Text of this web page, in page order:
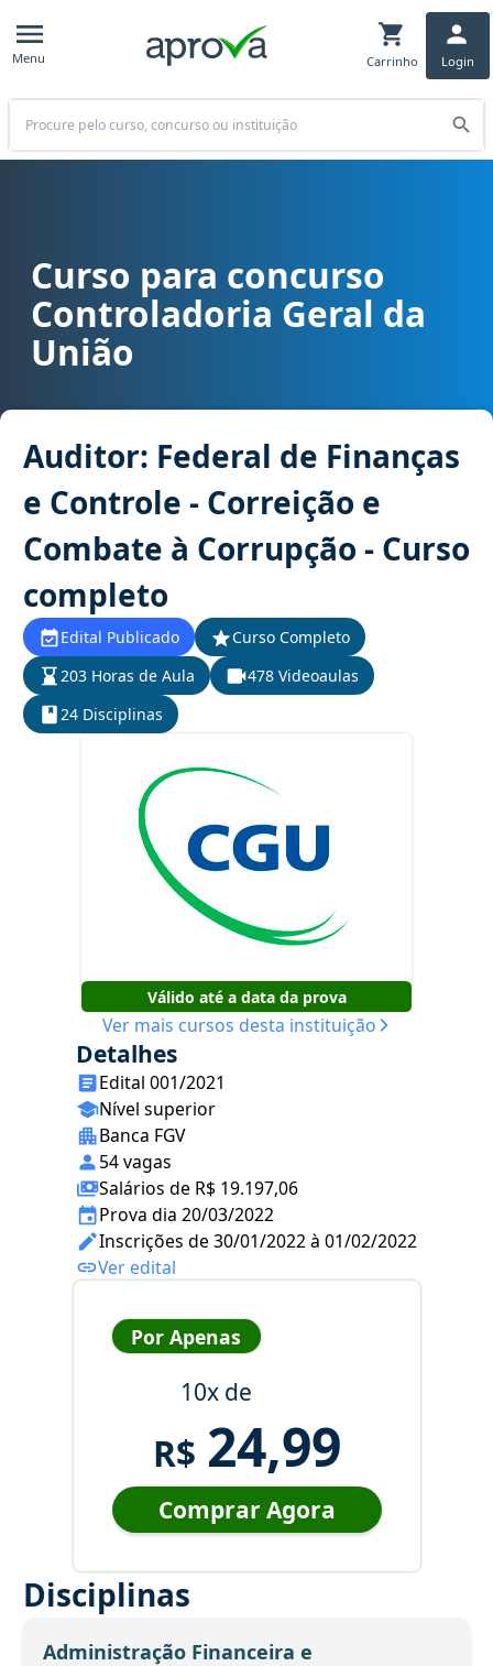
Menu Carrinho Login
Buscar
Curso para concurso CGU - Controladoria Geral da União cargo
Curso para concurso
Controladoria Geral da
União
Auditor: Federal de Finanças
e Controle - Correição e
Combate à Corrupção - Curso
completo
Edital Publicado
Curso Completo
203 Horas de Aula
478 Videoaulas
24 Disciplinas
Válido até a data da prova
Ver mais cursos desta instituição
Detalhes
Edital 001/2021
Nível superior
Banca FGV
54 vagas
Salários de R$ 19.197,06
Prova dia 20/03/2022
Inscrições de 30/01/2022 à 01/02/2022
Ver edital
Por Apenas
10x de
R$ 24,99
Comprar Agora
Disciplinas
Administração Financeira e